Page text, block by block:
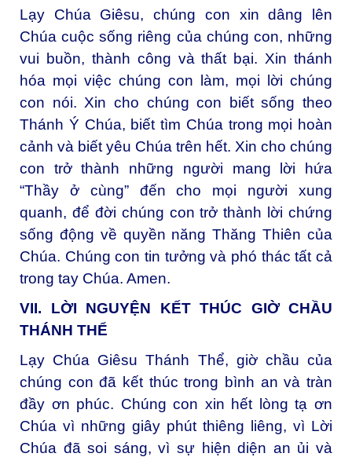
Lạy Chúa Giêsu, chúng con xin dâng lên
Chúa cuộc sống riêng của chúng con, những
vui buồn, thành công và thất bại. Xin thánh
hóa mọi việc chúng con làm, mọi lời chúng
con nói. Xin cho chúng con biết sống theo
Thánh Ý Chúa, biết tìm Chúa trong mọi hoàn
cảnh và biết yêu Chúa trên hết. Xin cho chúng
con trở thành những người mang lời hứa
“Thầy ở cùng” đến cho mọi người xung
quanh, để đời chúng con trở thành lời chứng
sống động về quyền năng Thăng Thiên của
Chúa. Chúng con tin tưởng và phó thác tất cả
trong tay Chúa. Amen.
VII. LỜI NGUYỆN KẾT THÚC GIỜ CHẦU
THÁNH THỂ
Lạy Chúa Giêsu Thánh Thể, giờ chầu của
chúng con đã kết thúc trong bình an và tràn
đầy ơn phúc. Chúng con xin hết lòng tạ ơn
Chúa vì những giây phút thiêng liêng, vì Lời
Chúa đã soi sáng, vì sự hiện diện an ủi và